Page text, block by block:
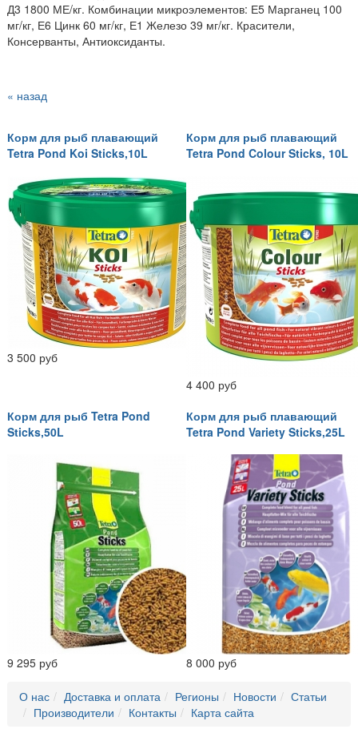
Д3 1800 МЕ/кг. Комбинации микроэлементов: Е5 Марганец 100
мг/кг, Е6 Цинк 60 мг/кг, Е1 Железо 39 мг/кг. Красители,
Консерванты, Антиоксиданты.
« назад
Корм для рыб плавающий
Tetra Pond Koi Sticks,10L
3 500 руб
Корм для рыб плавающий
Tetra Pond Colour Sticks, 10L
4 400 руб
Корм для рыб Tetra Pond
Sticks,50L
9 295 руб
Корм для рыб плавающий
Tetra Pond Variety Sticks,25L
8 000 руб
О нас Доставка и оплата Регионы Новости
Статьи
Производители
Контакты Карта сайта